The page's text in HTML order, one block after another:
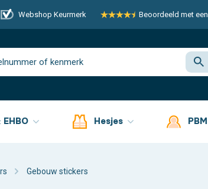
Webshop Keurmerk Beoordeeld met een
EHBO Hesjes PBM
Gebouw stickers